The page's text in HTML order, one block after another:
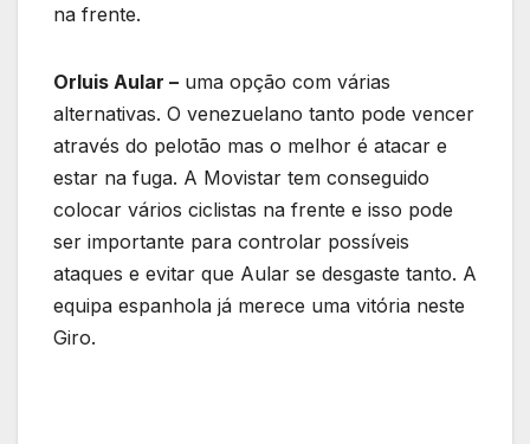
na frente.
Orluis Aular – uma opção com várias
alternativas. O venezuelano tanto pode vencer
através do pelotão mas o melhor é atacar e
estar na fuga. A Movistar tem conseguido
colocar vários ciclistas na frente e isso pode
ser importante para controlar possíveis
ataques e evitar que Aular se desgaste tanto. A
equipa espanhola já merece uma vitória neste
Giro.